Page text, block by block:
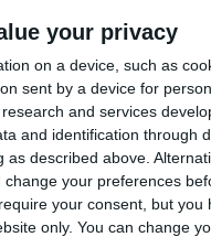
your privacy
on a device, such as
sent by a device for
and services
and identification through
described above.
your preferences
your consent, but you
only. You can change
2923
Este tehnologia 5G
Iată ce spun experții